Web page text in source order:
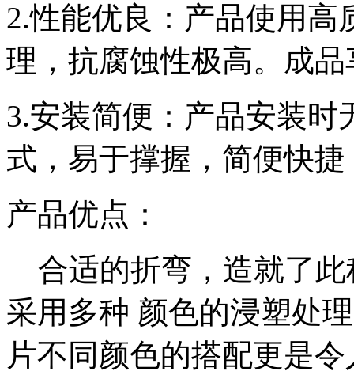
2.性能优良：产品使用
理，抗腐蚀性极高。成
3.安装简便：产品安装
式，易于撑握，简便快
产品优点：
合适的折弯，造就了此
采用多种 颜色的浸塑处
片不同颜色的搭配更是